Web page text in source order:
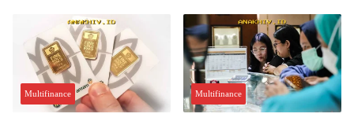
Multifinance Multifinance